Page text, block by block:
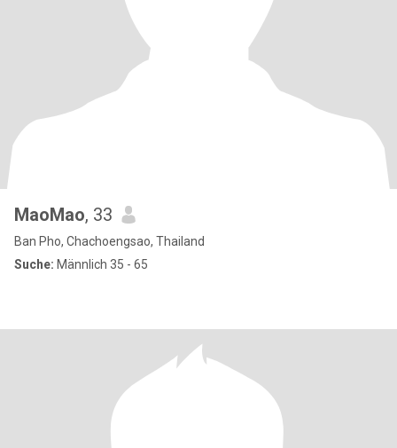
MaoMao, 33
Ban Pho, Chachoengsao, Thailand
Suche: Männlich 35 - 65